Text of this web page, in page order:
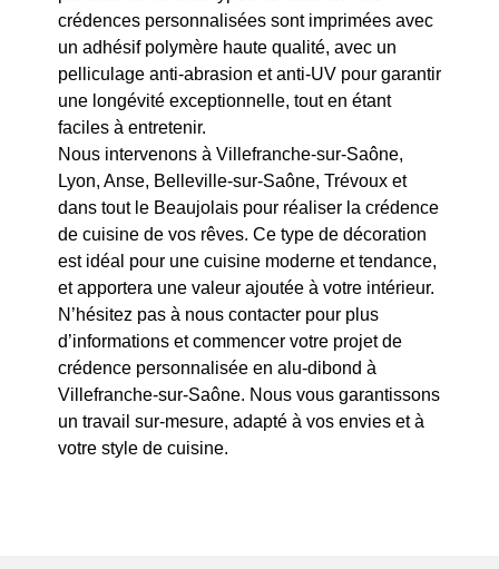
crédences personnalisées sont imprimées avec
un adhésif polymère haute qualité, avec un
pelliculage anti-abrasion et anti-UV pour garantir
une longévité exceptionnelle, tout en étant
faciles à entretenir.
Nous intervenons à Villefranche-sur-Saône,
Lyon, Anse, Belleville-sur-Saône, Trévoux et
dans tout le Beaujolais pour réaliser la crédence
de cuisine de vos rêves. Ce type de décoration
est idéal pour une cuisine moderne et tendance,
et apportera une valeur ajoutée à votre intérieur.
N’hésitez pas à nous contacter pour plus
d’informations et commencer votre projet de
crédence personnalisée en alu-dibond à
Villefranche-sur-Saône. Nous vous garantissons
un travail sur-mesure, adapté à vos envies et à
votre style de cuisine.